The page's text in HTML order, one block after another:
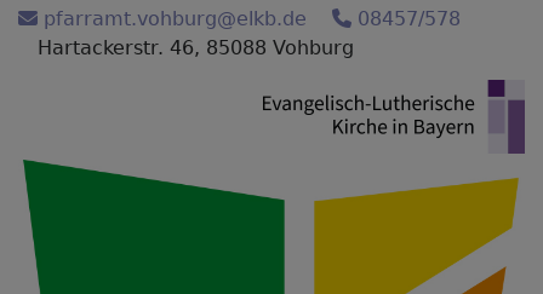
Direkt
zum
pfarramt.vohburg@elkb.de
08457/578
Hartackerstr. 46, 85088 Vohburg